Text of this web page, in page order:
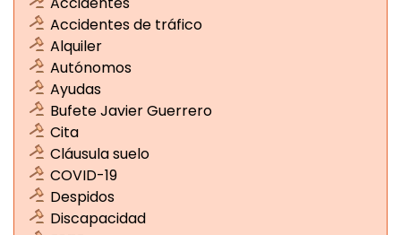
Accidentes de tráfico
Alquiler
Autónomos
Ayudas
Bufete Javier Guerrero
Cita
Cláusula suelo
COVID-19
Despidos
Discapacidad